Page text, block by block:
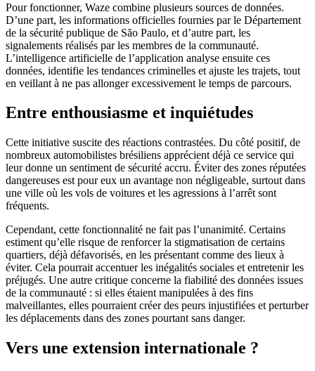
Pour fonctionner, Waze combine plusieurs sources de données.
D’une part, les informations officielles fournies par le Département
de la sécurité publique de São Paulo, et d’autre part, les
signalements réalisés par les membres de la communauté.
L’intelligence artificielle de l’application analyse ensuite ces
données, identifie les tendances criminelles et ajuste les trajets, tout
en veillant à ne pas allonger excessivement le temps de parcours.
Entre enthousiasme et inquiétudes
Cette initiative suscite des réactions contrastées. Du côté positif, de
nombreux automobilistes brésiliens apprécient déjà ce service qui
leur donne un sentiment de sécurité accru. Éviter des zones réputées
dangereuses est pour eux un avantage non négligeable, surtout dans
une ville où les vols de voitures et les agressions à l’arrêt sont
fréquents.
Cependant, cette fonctionnalité ne fait pas l’unanimité. Certains
estiment qu’elle risque de renforcer la stigmatisation de certains
quartiers, déjà défavorisés, en les présentant comme des lieux à
éviter. Cela pourrait accentuer les inégalités sociales et entretenir les
préjugés. Une autre critique concerne la fiabilité des données issues
de la communauté : si elles étaient manipulées à des fins
malveillantes, elles pourraient créer des peurs injustifiées et perturber
les déplacements dans des zones pourtant sans danger.
Vers une extension internationale ?